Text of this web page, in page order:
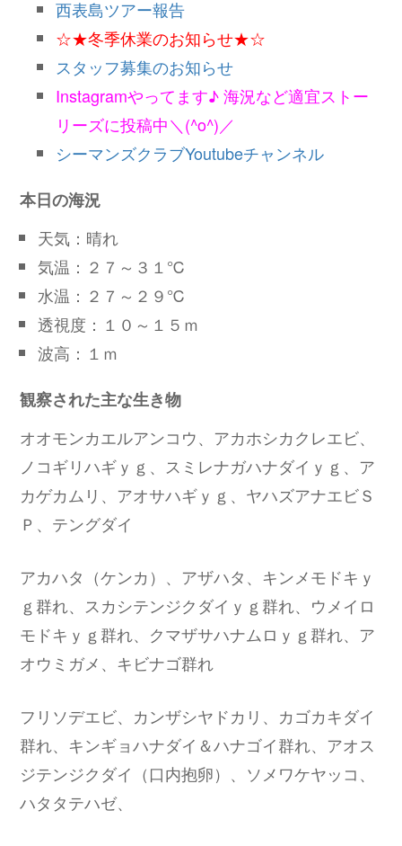
西表島ツアー報告
☆★冬季休業のお知らせ★☆
スタッフ募集のお知らせ
Instagramやってます♪ 海況など適宜ストー
リーズに投稿中＼(^o^)／
シーマンズクラブYoutubeチャンネル
本日の海況
天気：晴れ
気温：２７～３１℃
水温：２７～２９℃
透視度：１０～１５ｍ
波高：１ｍ
観察された主な生き物
オオモンカエルアンコウ、アカホシカクレエビ、
ノコギリハギｙｇ、スミレナガハナダイｙｇ、ア
カゲカムリ、アオサハギｙｇ、ヤハズアナエビＳ
Ｐ、テングダイ
アカハタ（ケンカ）、アザハタ、キンメモドキｙ
ｇ群れ、スカシテンジクダイｙｇ群れ、ウメイロ
モドキｙｇ群れ、クマザサハナムロｙｇ群れ、ア
オウミガメ、キビナゴ群れ
フリソデエビ、カンザシヤドカリ、カゴカキダイ
群れ、キンギョハナダイ＆ハナゴイ群れ、アオス
ジテンジクダイ（口内抱卵）、ソメワケヤッコ、
ハタタテハゼ、